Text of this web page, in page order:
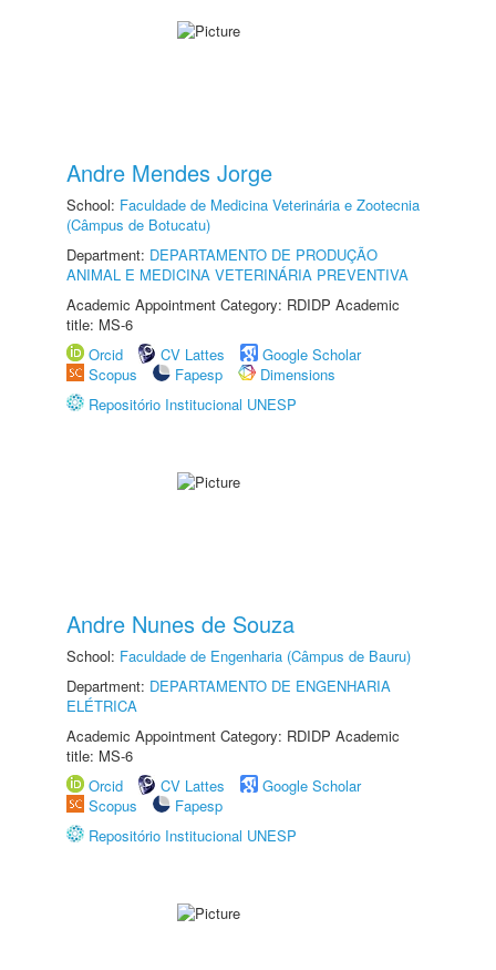
Andre Mendes Jorge
School: Faculdade de Medicina Veterinária e Zootecnia
(Câmpus de Botucatu)
Department: DEPARTAMENTO DE PRODUÇÃO
ANIMAL E MEDICINA VETERINÁRIA PREVENTIVA
Academic Appointment Category: RDIDP Academic
title: MS-6
Orcid
CV Lattes
Google Scholar
Scopus
Fapesp
Dimensions
Repositório Institucional UNESP
Andre Nunes de Souza
School: Faculdade de Engenharia (Câmpus de Bauru)
Department: DEPARTAMENTO DE ENGENHARIA
ELÉTRICA
Academic Appointment Category: RDIDP Academic
title: MS-6
Orcid
CV Lattes
Google Scholar
Scopus
Fapesp
Repositório Institucional UNESP